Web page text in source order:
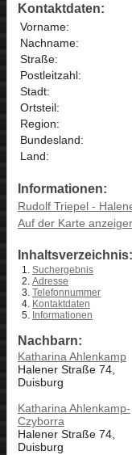
Kontaktdaten:
Vorname:
Nachname:
Straße:
Postleitzahl:
Stadt:
Ortsteil:
Region:
Bundesland:
Land:
Informationen:
Rudolf Triepel -
Auf der Karte
Inhaltsverzeichnis:
Suchergebnis
Adresse
Telefonnummer
Kontaktdaten
Informationen
Nachbarn:
Katharina Ahlenkamp
Halener Straße 74,
Duisburg
Katharina Ahlenkamp-
Czyborra
Halener Straße 74,
Duisburg